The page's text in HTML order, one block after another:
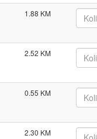
1.88
2.52
0.55
2.30